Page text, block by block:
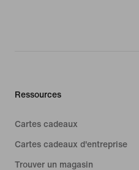
Ressources
Cartes cadeaux
Cartes cadeaux d'entreprise
Trouver un magasin